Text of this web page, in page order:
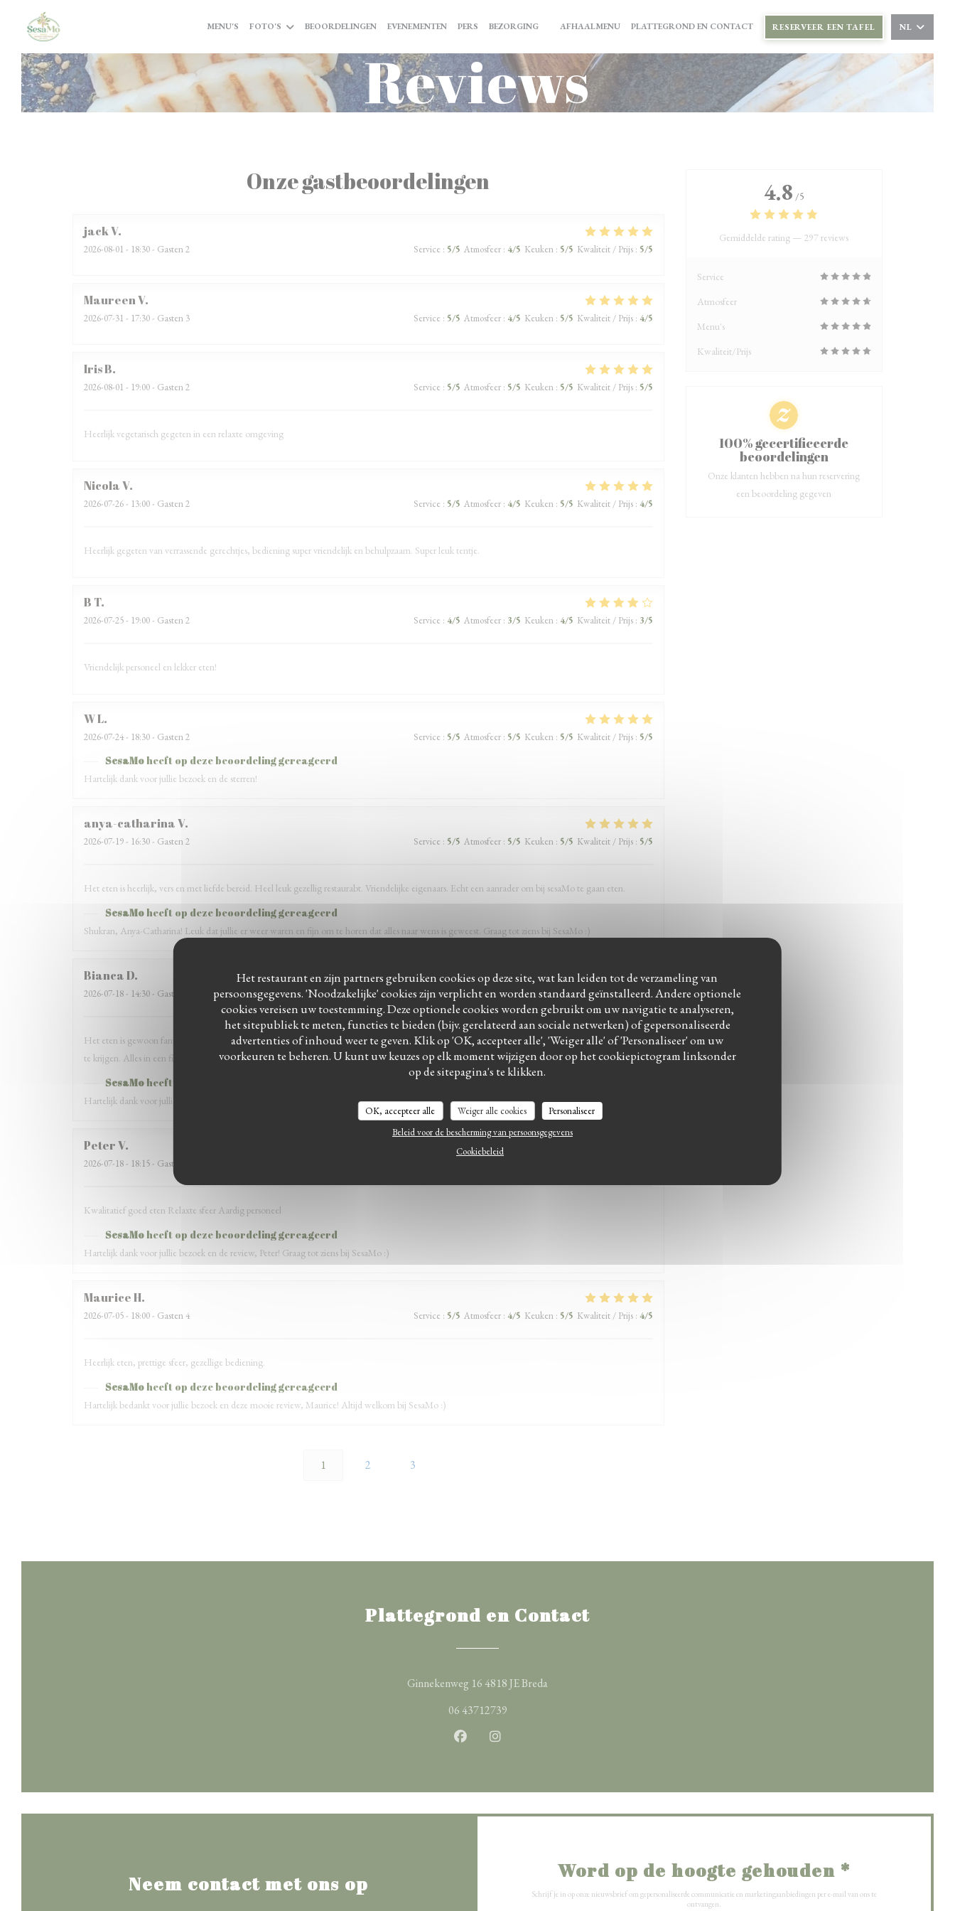
Cookies beheer paneel
Het restaurant en zijn partners gebruiken cookies op deze site, wat kan leiden tot de verzameling van
persoonsgegevens. 'Noodzakelijke' cookies zijn verplicht en worden standaard geïnstalleerd. Andere optionele
cookies vereisen uw toestemming. Deze optionele cookies worden gebruikt om uw navigatie te analyseren,
het sitepubliek te meten, functies te bieden (bijv. gerelateerd aan sociale netwerken) of gepersonaliseerde
advertenties of inhoud weer te geven. Klik op 'OK, accepteer alle', 'Weiger alle' of 'Personaliseer' om uw
voorkeuren te beheren. U kunt uw keuzes op elk moment wijzigen door op het cookiepictogram linksonder
op de sitepagina's te klikken.
OK, accepteer alle Weiger alle cookies
Personaliseer
Beleid voor de bescherming van persoonsgegevens
Cookiebeleid
MENU'S FOTO'S BEOORDELINGEN EVENEMENTEN PERS BEZORGING
((OPENT IN EEN NIEUW VENSTER))
AFHAALMENU((OPENT IN EEN NIEUW VENSTER))
PLATTEGROND EN CONTACT RESERVEER EEN TAFEL NL
Reviews
Onze gastbeoordelingen
jackV
2026-08-01 - 18:30 - Gasten 2 Service : 5/5 Atmosfeer: 4/5 Keuken: 5/5 Kwaliteit / Prijs: 5/5
MaureenV
2026-07-31 - 17:30 - Gasten 3 Service : 5/5 Atmosfeer: 4/5 Keuken: 5/5 Kwaliteit / Prijs: 4/5
IrisB
2026-08-01 - 19:00 - Gasten 2 Service : 5/5 Atmosfeer: 5/5 Keuken: 5/5 Kwaliteit / Prijs: 5/5
Heerlijk vegetarisch gegeten in een relaxte omgeving
NicolaV
2026-07-26 - 13:00 - Gasten 2 Service : 5/5 Atmosfeer: 4/5 Keuken: 5/5 Kwaliteit / Prijs: 4/5
Heerlijk gegeten van verrassende gerechtjes, bediening super vriendelijk en behulpzaam. Super leuk tentje.
B T
2026-07-25 - 19:00 - Gasten 2 Service : 4/5 Atmosfeer: 3/5 Keuken: 4/5 Kwaliteit / Prijs: 3/5
Vriendelijk personeel en lekker eten!
WL
2026-07-24 - 18:30 - Gasten 2 Service : 5/5 Atmosfeer: 5/5 Keuken: 5/5 Kwaliteit / Prijs: 5/5
SesaMoheeft op deze beoordeling gereageerd
Hartelijk dank voor jullie bezoek en de sterren!
anya-catharinaV
2026-07-19- 16:30 - Gasten 2 Service : 5/5 Atmosfeer: 5/5 Keuken: 5/5 Kwaliteit / Prijs: 5/5
Het eten is heerlijk, vers en met liefde bereid. Heel leuk gezellig restaurabt. Vriendelijke eigenaars. Echt een aanrader om bij sesaMo te gaan eten.
SesaMoheeft op deze beoordeling gereageerd
Shukran, Anya-Catharina! Leuk dat jullie er weer waren en fijn om te horen dat alles naar wens is geweest. Graag tot ziens bij SesaMo :)
BiancaD
2026-07-18 - 14:30 - Gasten 3 Service:5/5 Atmosfeer:5/5 Keuken:5/5 Kwaliteit / Prijs:5/5
Het eten is gewoon fantastisch! Daarbij waren onze allergieën helemaal geen probleem en was het helemaal geen moeite om gerechten wat aangepast
te krijgen. Alles in een fijne ongedwongen sfeer. Wij komen zeker weer eten!
SesaMoheeft op deze beoordeling gereageerd
Hartelijk dank voor jullie bezoek en deze mooie review, Bianca! Vertel het vooral verder en graag tot ziens bij SesaMo!
PeterV
2026-07-18 - 18:15 - Gasten 5
Kwalitatief goed eten Relaxte sfeer Aardig personeel
SesaMoheeft op deze beoordeling gereageerd
Hartelijk dank voor jullie bezoek en de review, Peter! Graag tot ziens bij SesaMo :)
MauriceH
2026-07-05 - 18:00 - Gasten 4 Service : 5/5 Atmosfeer: 4/5 Keuken: 5/5 Kwaliteit / Prijs: 4/5
Heerlijk eten, prettige sfeer, gezellige bediening.
SesaMoheeft op deze beoordeling gereageerd
Hartelijk bedankt voor jullie bezoek en deze mooie review, Maurice! Altijd welkom bij SesaMo :)
1 2 3
4.8 /5
Gemiddelde rating — 297 reviews
Service
Atmosfeer
Menu's
Kwaliteit/Prijs
100% gecertificeerde
beoordelingen
Onze klanten hebben na hun reservering
een beoordeling gegeven
Plattegrond en Contact
Ginnekenweg 16 4818 JE Breda
06 43712739
Facebook ((opent in een nieuw venster))
Instagram ((opent in een nieuw venster))
Neem contact met ons op
Word op de hoogte gehouden *
Schrijf je in op onze nieuwsbrief om gepersonaliseerde communicatie en marketingaanbiedingen per e-mail van ons te
ontvangen.